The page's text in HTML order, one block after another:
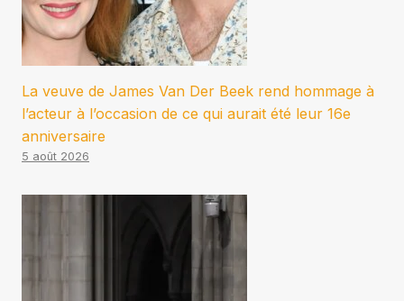
La veuve de James Van Der Beek rend hommage à
l’acteur à l’occasion de ce qui aurait été leur 16e
anniversaire
5 août 2026